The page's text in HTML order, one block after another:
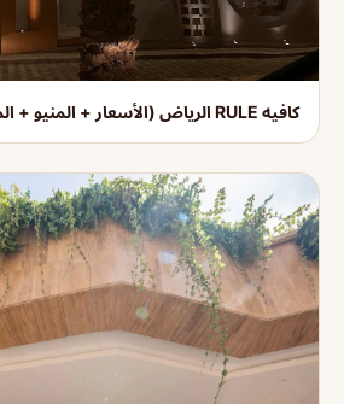
كافيه RULE الرياض (الأسعار + المنيو + الموقع )